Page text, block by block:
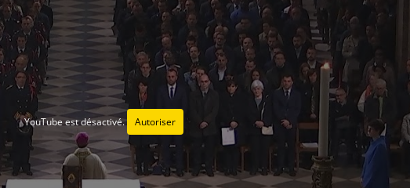
YouTube est désactivé. Autoriser